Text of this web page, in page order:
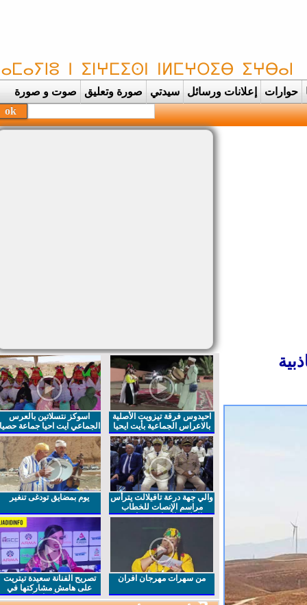
حوارات إعلانات ورسائل سيدتي صورة وتعليق صوت و صورة
احيدوس فرقة تيزويت الأصلية
بالاعراس الجماعية بأيت ايحيا
اسوكز نتسلاتين بالعرس
الجماعي ايت احيا جماعة حصيا
والي جهة درعة تافيلالت يترأس
مراسم الإنصات للخطاب
الملكي السامي بمناسبة
يوم بمضايق تودغى تنغير
من سهرات مهرجان افران
تصريح الفنانة سعيدة تيتريت
على هامش مشاركتها في
مهرجان افران